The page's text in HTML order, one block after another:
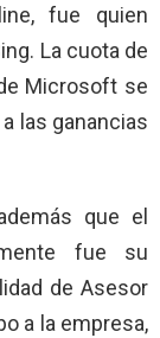
fue quien
La cuota de
Microsoft se
las ganancias
que el
fue su
de Asesor
a la empresa,